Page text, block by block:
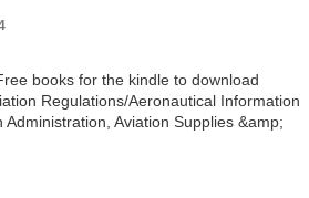
Supplies &amp;